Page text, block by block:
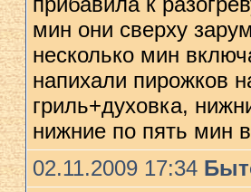
мин они сверху
несколько мин
напихали пирожков
гриль+духовка,
нижние по пять мин
02.11.2009 17:34